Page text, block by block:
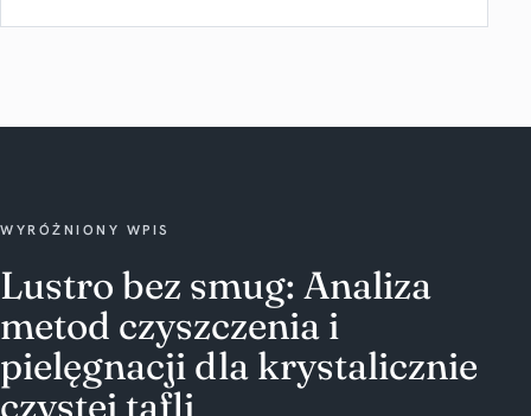
WYRÓŻNIONY WPIS
Lustro bez smug: Analiza
metod czyszczenia i
pielęgnacji dla krystalicznie
czystej tafli